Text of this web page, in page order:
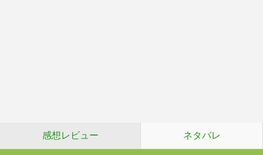
感想レビュー ネタバレ